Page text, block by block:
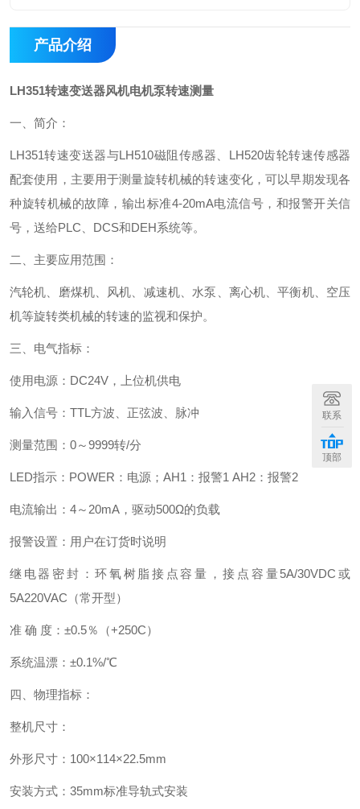
产品介绍
LH351转速变送器风机电机泵转速测量
一、简介：
LH351转速变送器与LH510磁阻传感器、LH520齿轮转速传感器
配套使用，主要用于测量旋转机械的转速变化，可以早期发现各
种旋转机械的故障，输出标准4-20mA电流信号，和报警开关信
号，送给PLC、DCS和DEH系统等。
二、主要应用范围：
汽轮机、磨煤机、风机、减速机、水泵、离心机、平衡机、空压
机等旋转类机械的转速的监视和保护。
三、电气指标：
使用电源：DC24V，上位机供电
输入信号：TTL方波、正弦波、脉冲
测量范围：0～9999转/分
LED指示：POWER：电源；AH1：报警1 AH2：报警2
电流输出：4～20mA，驱动500Ω的负载
报警设置：用户在订货时说明
继电器密封：环氧树脂接点容量，接点容量5A/30VDC或
5A220VAC（常开型）
准 确 度：±0.5％（+250C）
系统温漂：±0.1%/℃
四、物理指标：
整机尺寸：
外形尺寸：100×114×22.5mm
安装方式：35mm标准导轨式安装
联系
顶部